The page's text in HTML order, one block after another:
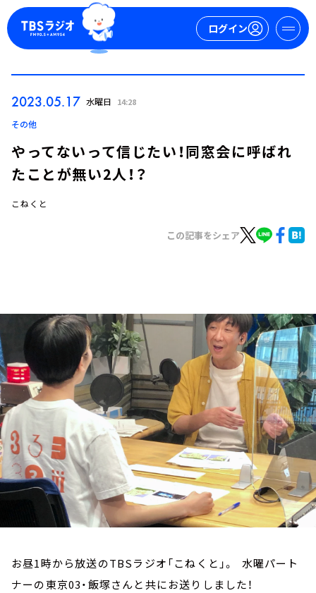
ログイン
お知らせ
イベント・グッズ
YouTube
会社情報
2023.05.17 水曜日 14:28
その他
やってないって信じたい！同窓会に呼ばれ
たことが無い2人！？
こねくと
この記事をシェア
お昼1時から放送のTBSラジオ「こねくと」。 水曜パート
ナーの東京03・飯塚さんと共にお送りしました！